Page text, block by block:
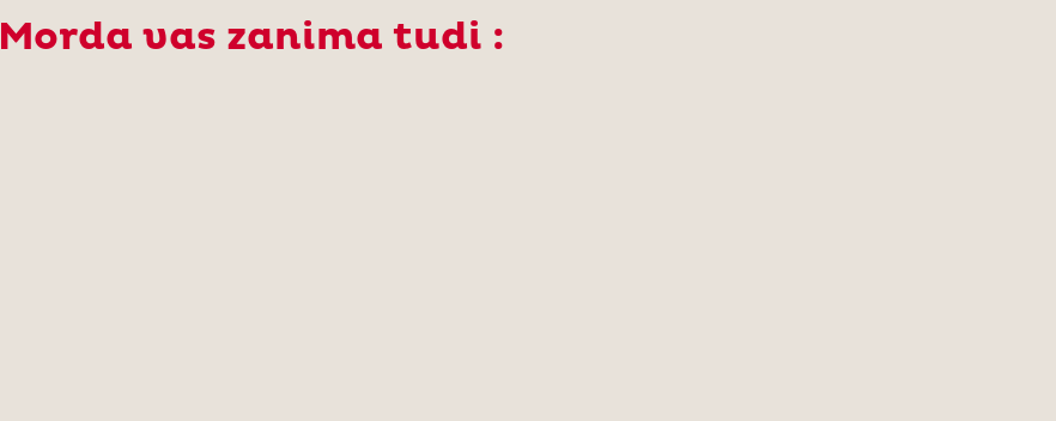
Morda vas zanima tudi :